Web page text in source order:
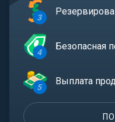
3
4
Безопасная
5
Выплата